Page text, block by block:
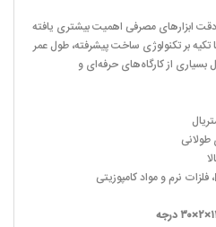
دقت ابزارهای مصرفی اهمیت بیشتری یافته
۱۴×۲×۳۰ درجه، با تکیه بر تکنولوژی ساخت پیشرفته، طول عمر
بسیاری از کارگاه‌های حرفه‌ای و
طولانی